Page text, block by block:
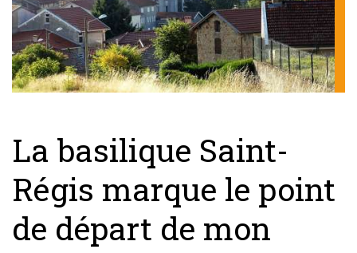
La basilique Saint-
Régis marque le point
de départ de mon